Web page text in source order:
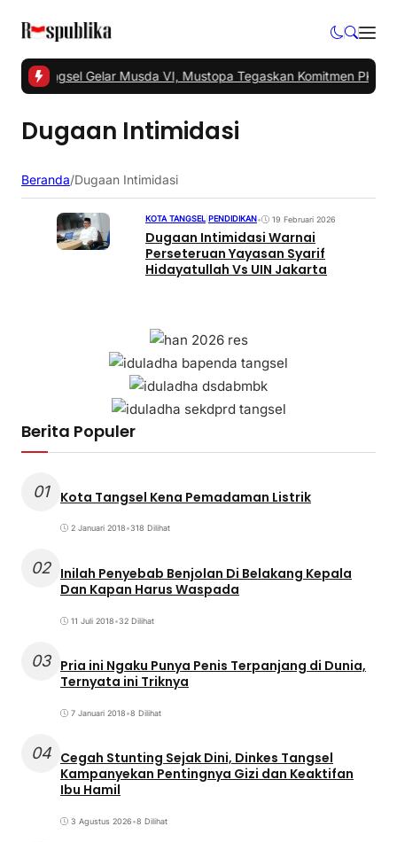
PKS Tangsel Gelar Musda VI, Mustopa Tegaskan Komitmen PKS
Dugaan Intimidasi
Beranda/Dugaan Intimidasi
KOTA TANGSEL PENDIDIKAN• 19 Februari 2026
Dugaan Intimidasi Warnai
Perseteruan Yayasan Syarif
Hidayatullah Vs UIN Jakarta
Berita Populer
01 Kota Tangsel Kena Pemadaman Listrik
2 Januari 2018•318 Dilihat
02 Inilah Penyebab Benjolan Di Belakang Kepala
Dan Kapan Harus Waspada
11 Juli 2018•32 Dilihat
03 Pria ini Ngaku Punya Penis Terpanjang di Dunia,
Ternyata ini Triknya
7 Januari 2018•8 Dilihat
04 Cegah Stunting Sejak Dini, Dinkes Tangsel
Kampanyekan Pentingnya Gizi dan Keaktifan
Ibu Hamil
3 Agustus 2026•8 Dilihat